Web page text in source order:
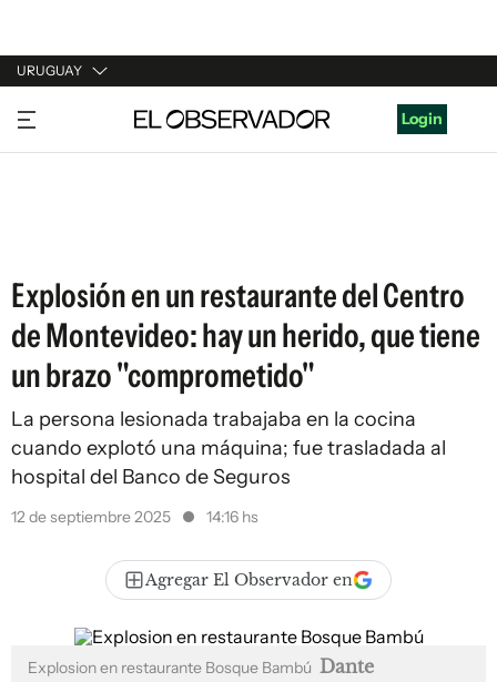
URUGUAY
URUGUAY
ARGENTINA
Login
Explosión en un restaurante del Centro
de Montevideo: hay un herido, que tiene
un brazo "comprometido"
La persona lesionada trabajaba en la cocina
cuando explotó una máquina; fue trasladada al
hospital del Banco de Seguros
12 de septiembre 2025 14:16 hs
Agregar El Observador en
Explosion en restaurante Bosque Bambú Dante